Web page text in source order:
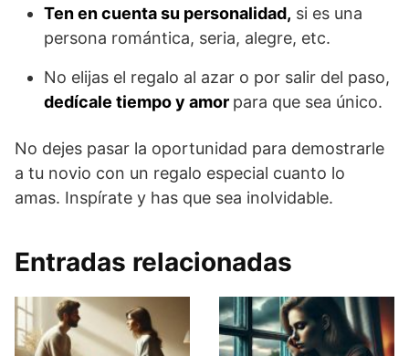
Ten en cuenta su personalidad, si es una
persona romántica, seria, alegre, etc.
No elijas el regalo al azar o por salir del paso,
dedícale tiempo y amor para que sea único.
No dejes pasar la oportunidad para demostrarle
a tu novio con un regalo especial cuanto lo
amas. Inspírate y has que sea inolvidable.
Entradas relacionadas